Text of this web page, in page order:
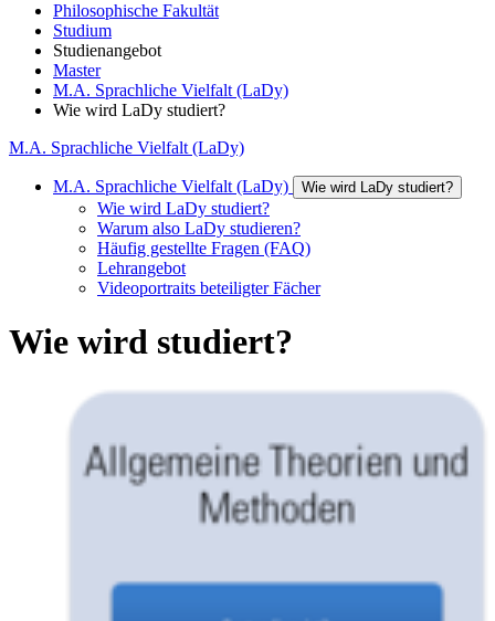
Philosophische Fakultät
Studium
Studienangebot
Master
M.A. Sprachliche Vielfalt (LaDy)
Wie wird LaDy studiert?
M.A. Sprachliche Vielfalt (LaDy)
M.A. Sprachliche Vielfalt (LaDy) Wie wird LaDy studiert?
Wie wird LaDy studiert?
Warum also LaDy studieren?
Häufig gestellte Fragen (FAQ)
Lehrangebot
Videoportraits beteiligter Fächer
Wie wird studiert?